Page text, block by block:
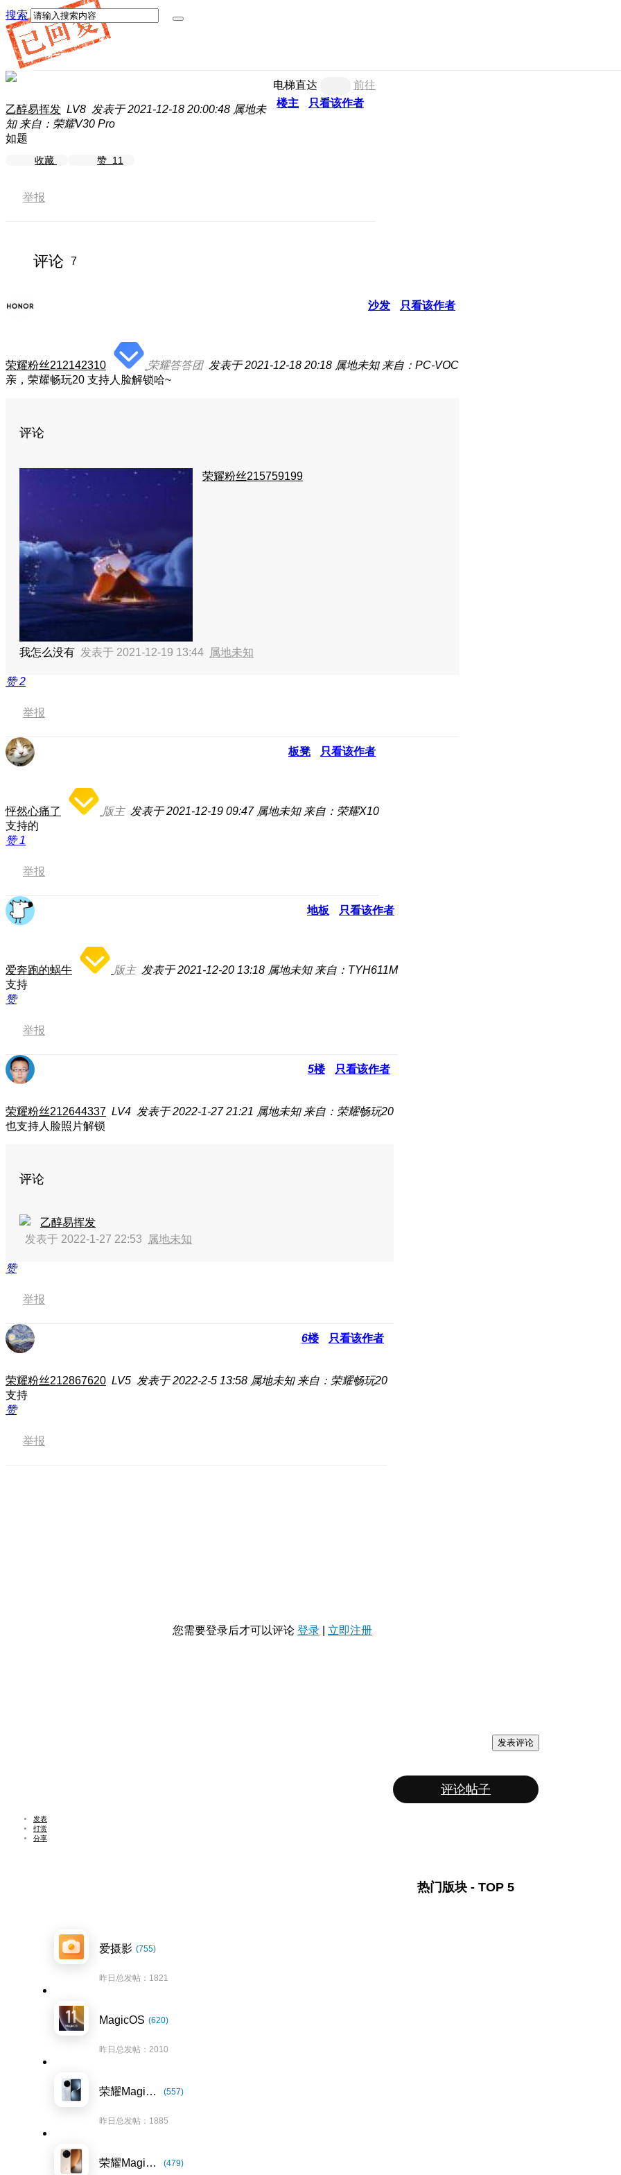
搜索
电梯直达
前往
楼主
只看该作者
乙醇易挥发 LV8 发表于 2021-12-18 20:00:48 属地未
知 来自：荣耀V30 Pro
如题
收藏 赞 11
举报
评论 7
沙发 只看该作者
荣耀粉丝212142310 荣耀答答团 发表于 2021-12-18 20:18 属地未知 来自：PC-VOC
亲，荣耀畅玩20 支持人脸解锁哈~
评论
荣耀粉丝215759199
我怎么没有 发表于 2021-12-19 13:44 属地未知
赞2
举报
板凳 只看该作者
怦然心痛了 版主 发表于 2021-12-19 09:47 属地未知 来自：荣耀X10
支持的
赞1
举报
地板 只看该作者
爱奔跑的蜗牛 版主 发表于 2021-12-20 13:18 属地未知 来自：TYH611M
支持
赞
举报
5楼 只看该作者
荣耀粉丝212644337 LV4 发表于 2022-1-27 21:21 属地未知 来自：荣耀畅玩20
也支持人脸照片解锁
评论
乙醇易挥发
发表于 2022-1-27 22:53
属地未知
赞
举报
6楼 只看该作者
荣耀粉丝212867620 LV5 发表于 2022-2-5 13:58 属地未知 来自：荣耀畅玩20
支持
赞
举报
您需要登录后才可以评论 登录 立即注册
发表评论
评论帖子
发表
打赏
分享
热门版块 - TOP 5
爱摄影 (755)
昨日总发帖：1821
MagicOS (620)
昨日总发帖：2010
荣耀Magic7系列 (557)
昨日总发帖：1885
荣耀Magic8系列 (479)